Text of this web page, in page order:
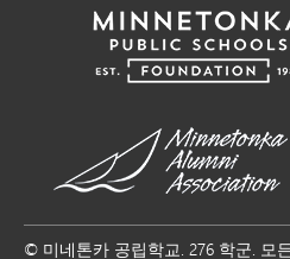
© 미네톤카 공립학교. 276 학군. 모